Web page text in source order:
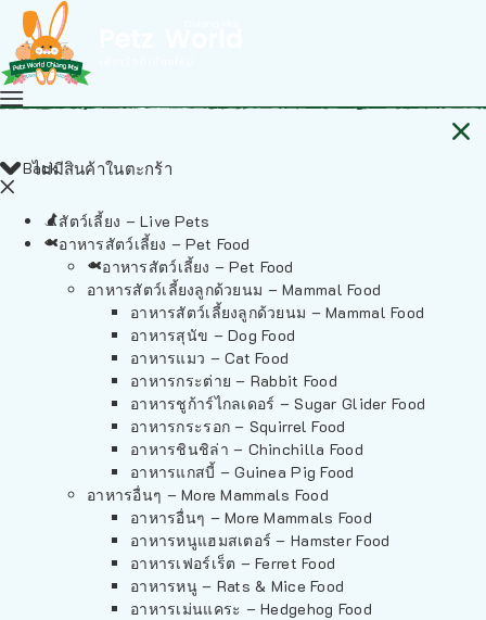
ไม่มีสินค้าในตะกร้า
Back
สัตว์เลี้ยง – Live Pets
อาหารสัตว์เลี้ยง – Pet Food
อาหารสัตว์เลี้ยง – Pet Food
อาหารสัตว์เลี้ยงลูกด้วยนม – Mammal Food
อาหารสัตว์เลี้ยงลูกด้วยนม – Mammal Food
อาหารสุนัข – Dog Food
อาหารแมว – Cat Food
อาหารกระต่าย – Rabbit Food
อาหารชูก้าร์ไกลเดอร์ – Sugar Glider Food
อาหารกระรอก – Squirrel Food
อาหารชินชิล่า – Chinchilla Food
อาหารแกสบี้ – Guinea Pig Food
อาหารอื่นๆ – More Mammals Food
อาหารอื่นๆ – More Mammals Food
อาหารหนูแฮมสเตอร์ – Hamster Food
อาหารเฟอร์เร็ต – Ferret Food
อาหารหนู – Rats & Mice Food
อาหารเม่นแคระ – Hedgehog Food